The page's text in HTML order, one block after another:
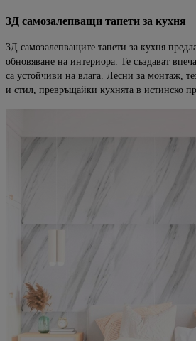
3Д самозалепващи тапети за кухня
3Д самозалепващите тапети за кухня
обновяване на интериора. Те създават
са устойчиви на влага. Лесни за монтаж,
и стил, превръщайки кухнята в истинско